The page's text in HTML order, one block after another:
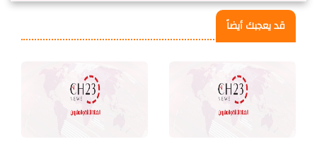
قد يعجبك أيضاً